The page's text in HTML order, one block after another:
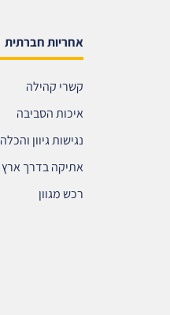
אחריות חברתית
קשרי קהילה
איכות הסביבה
נגישות גיוון והכלה
אתיקה בדרך ארץ
רכש מגוון